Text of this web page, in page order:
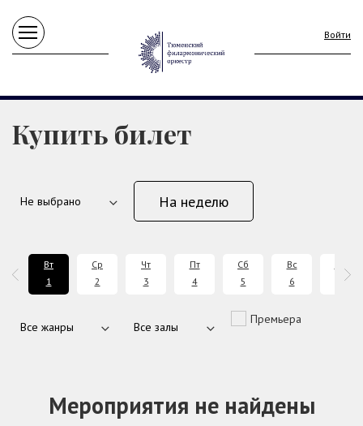
Войти
Купить билет
На неделю
Вт
1
Ср
2
Чт
3
Пт
4
Сб
5
Вс
6
Премьера
Мероприятия не найдены